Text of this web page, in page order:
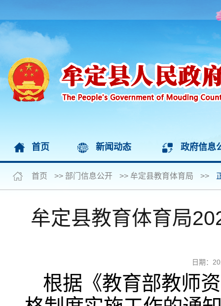
首页 新闻动态 政府信息
首页 >> 部门信息公开 >> 牟定县教育体育局 >>
牟定县教育体育局
日期：
根据《教育部教师